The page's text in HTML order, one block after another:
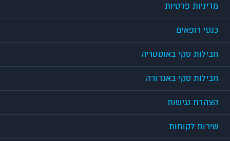
מדיניות פרטיות
כנסי רופאים
חבילות סקי באוסטריה
חבילות סקי באנדורה
הצהרת נגישות
שירות לקוחות